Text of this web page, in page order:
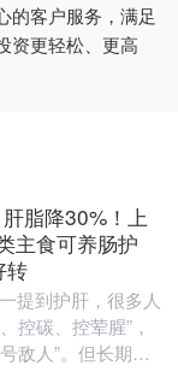
的客户服务，满足
资更轻松、更高
脂降30%！上
主食可养肠护
转
提到护肝，很多人
控碳、控荤腥”，
敌人”。但长期坚